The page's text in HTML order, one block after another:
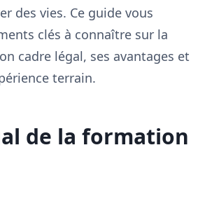
des vies. Ce guide vous
clés à connaître sur la
cadre légal, ses avantages et
terrain.
de la formation